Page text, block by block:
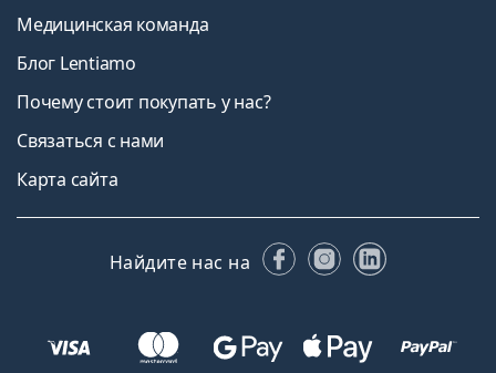
Медицинская команда
Блог Lentiamo
Почему стоит покупать у нас?
Связаться с нами
Карта сайта
Найдите нас на FacebookInstagram
LinkedIn